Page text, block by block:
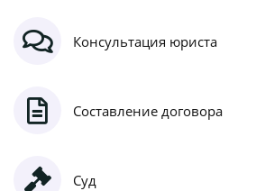
Консультация юриста
Составление договора
Суд